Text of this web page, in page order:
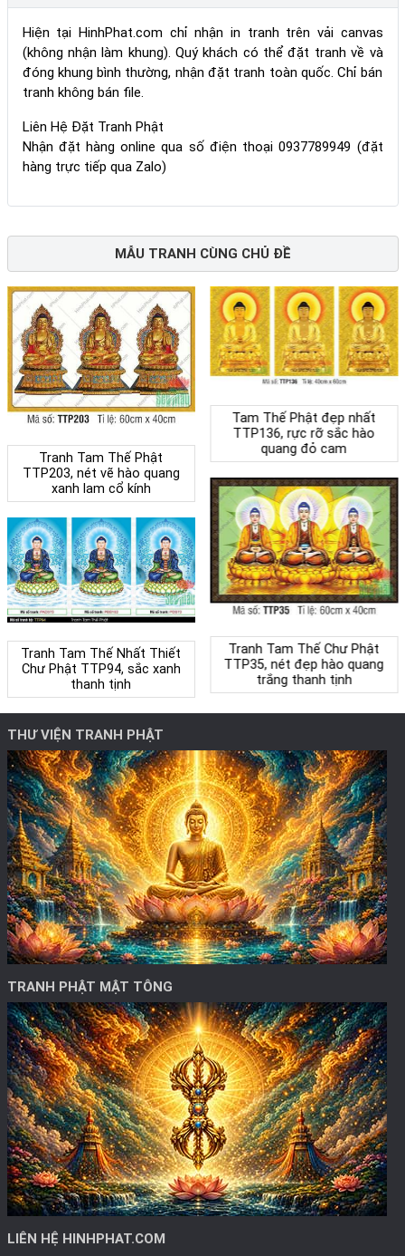
Hiện tại HinhPhat.com chỉ nhận in tranh trên vải canvas
(không nhận làm khung). Quý khách có thể đặt tranh về và
đóng khung bình thường, nhận đặt tranh toàn quốc. Chỉ bán
tranh không bán file.
Liên Hệ Đặt Tranh Phật
Nhận đặt hàng online qua số điện thoại 0937789949 (đặt
hàng trực tiếp qua Zalo)
MẪU TRANH CÙNG CHỦ ĐỀ
Tranh Tam Thế Phật
TTP203, nét vẽ hào quang
xanh lam cổ kính
Tam Thế Phật đẹp nhất
TTP136, rực rỡ sắc hào
quang đỏ cam
Tranh Tam Thế Chư Phật
TTP35, nét đẹp hào quang
trắng thanh tịnh
Tranh Tam Thế Nhất Thiết
Chư Phật TTP94, sắc xanh
thanh tịnh
THƯ VIỆN TRANH PHẬT
TRANH PHẬT MẬT TÔNG
LIÊN HỆ HINHPHAT.COM